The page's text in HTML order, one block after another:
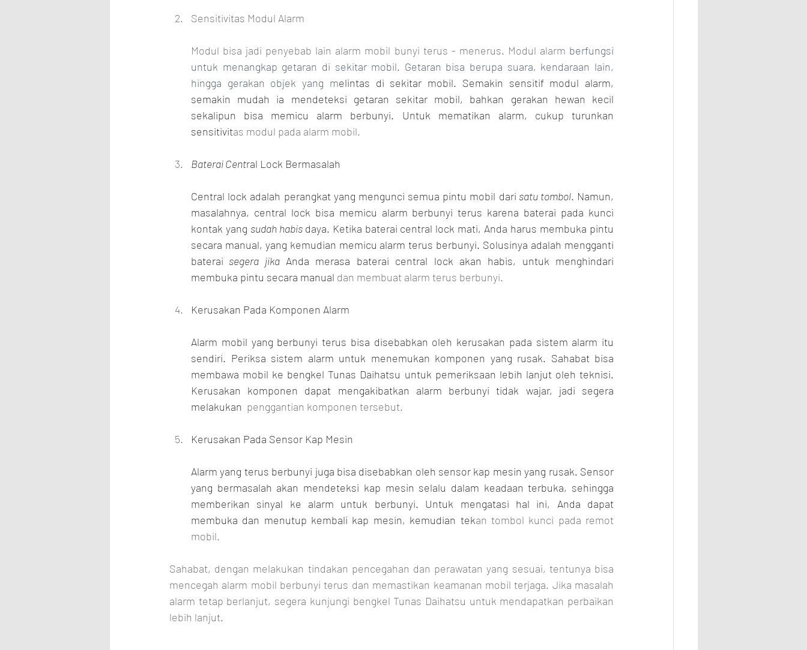
Sensitivitas Modul Alarm
Modul bisa jadi penyebab lain alarm mobil bunyi terus - menerus. Modul alarm berfungsi
untuk menangkap getaran di sekitar mobil. Getaran bisa berupa suara, kendaraan lain,
hingga gerakan objek yang melintas di sekitar mobil. Semakin sensitif modul alarm,
semakin mudah ia mendeteksi getaran sekitar mobil, bahkan gerakan hewan kecil
sekalipun bisa memicu alarm berbunyi. Untuk mematikan alarm, cukup turunkan
sensitivitas modul pada alarm mobil.
Baterai Central Lock Bermasalah
Central lock adalah perangkat yang mengunci semua pintu mobil dari satu tombol. Namun,
masalahnya, central lock bisa memicu alarm berbunyi terus karena baterai pada kunci
kontak yang sudah habis daya. Ketika baterai central lock mati, Anda harus membuka pintu
secara manual, yang kemudian memicu alarm terus berbunyi. Solusinya adalah mengganti
baterai segera jika Anda merasa baterai central lock akan habis, untuk menghindari
membuka pintu secara manual dan membuat alarm terus berbunyi.
Kerusakan Pada Komponen Alarm
Alarm mobil yang berbunyi terus bisa disebabkan oleh kerusakan pada sistem alarm itu
sendiri. Periksa sistem alarm untuk menemukan komponen yang rusak. Sahabat bisa
membawa mobil ke bengkel Tunas Daihatsu untuk pemeriksaan lebih lanjut oleh teknisi.
Kerusakan komponen dapat mengakibatkan alarm berbunyi tidak wajar, jadi segera
melakukan penggantian komponen tersebut.
Kerusakan Pada Sensor Kap Mesin
Alarm yang terus berbunyi juga bisa disebabkan oleh sensor kap mesin yang rusak. Sensor
yang bermasalah akan mendeteksi kap mesin selalu dalam keadaan terbuka, sehingga
memberikan sinyal ke alarm untuk berbunyi. Untuk mengatasi hal ini, Anda dapat
membuka dan menutup kembali kap mesin, kemudian tekan tombol kunci pada remot
mobil.
Sahabat, dengan melakukan tindakan pencegahan dan perawatan yang sesuai, tentunya bisa
mencegah alarm mobil berbunyi terus dan memastikan keamanan mobil terjaga. Jika masalah
alarm tetap berlanjut, segera kunjungi bengkel Tunas Daihatsu untuk mendapatkan perbaikan
lebih lanjut.